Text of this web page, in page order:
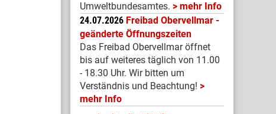
Umweltbundesamtes.
mehr Info
24.07.2026 Freibad Obervellmar -
geänderte Öffnungszeiten
Das Freibad Obervellmar öffnet
bis auf weiteres täglich von 11.00
- 18.30 Uhr. Wir bitten um
Verständnis und Beachtung!
mehr Info